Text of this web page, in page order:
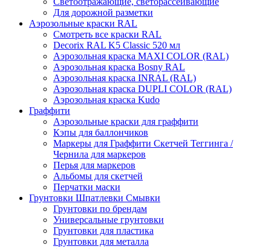
Для дорожной разметки
Аэрозольные краски RAL
Смотреть все краски RAL
Decorix RAL K5 Classic 520 мл
Аэрозольная краска MAXI COLOR (RAL)
Аэрозольная краска Bosny RAL
Аэрозольная краска INRAL (RAL)
Аэрозольная краска DUPLI COLOR (RAL)
Аэрозольная краска Kudo
Граффити
Аэрозольные краски для граффити
Кэпы для баллончиков
Маркеры для Граффити Скетчей Теггинга /
Чернила для маркеров
Перья для маркеров
Альбомы для скетчей
Перчатки маски
Грунтовки Шпатлевки Смывки
Грунтовки по брендам
Универсальные грунтовки
Грунтовки для пластика
Грунтовки для металла